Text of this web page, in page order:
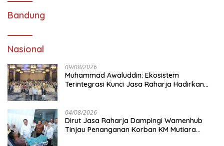
Bandung
Nasional
09/08/2026
Muhammad Awaluddin: Ekosistem
Terintegrasi Kunci Jasa Raharja Hadirkan
04/08/2026
Dirut Jasa Raharja Dampingi Wamenhub
Tinjau Penanganan Korban KM Mutiara